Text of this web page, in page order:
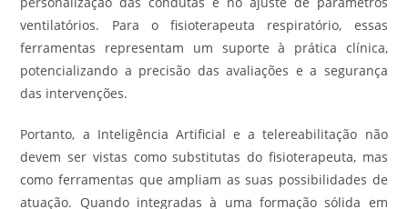
ventilatórios. Para o fisioterapeuta respiratório, essas
ferramentas representam um suporte à prática clínica,
potencializando a precisão das avaliações e a segurança
das intervenções.
Portanto, a Inteligência Artificial e a telereabilitação não
devem ser vistas como substitutas do fisioterapeuta, mas
como ferramentas que ampliam as suas possibilidades de
atuação. Quando integradas à uma formação sólida em